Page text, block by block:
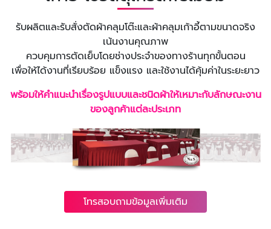
รับผลิตและรับสั่งตัดผ้าคลุมโต๊ะและผ้าคลุมเก้าอี้ตามขนาดจริง
เน้นงานคุณภาพ
ควบคุมการตัดเย็บโดยช่างประจำของทางร้านทุกขั้นตอน
เพื่อให้ได้งานที่เรียบร้อย แข็งแรง และใช้งานได้คุ้มค่าในระยะยาว
พร้อมให้คำแนะนำเรื่องรูปแบบและชนิดผ้าให้เหมาะกับลักษณะงาน
ของลูกค้าแต่ละประเภท
โทรสอบถามข้อมูลเพิ่มเติม